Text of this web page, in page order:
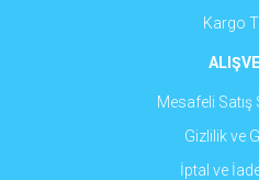
Kargo
Mesafeli
Gizlilik ve
İptal ve